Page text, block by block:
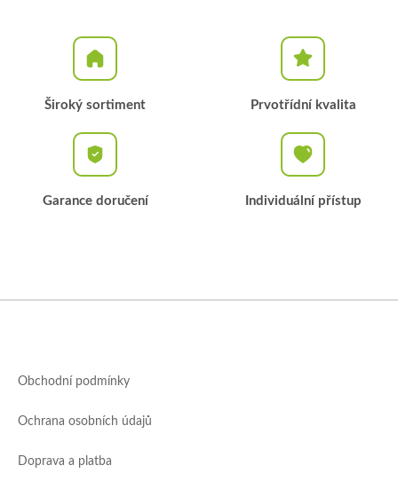
Široký sortiment Prvotřídní kvalita
Garance doručení Individuální přístup
Obchodní podmínky
Ochrana osobních údajů
Doprava a platba